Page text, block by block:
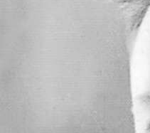
Yazarların büyük bir kısmı bu
Anlamadıkları için mi,